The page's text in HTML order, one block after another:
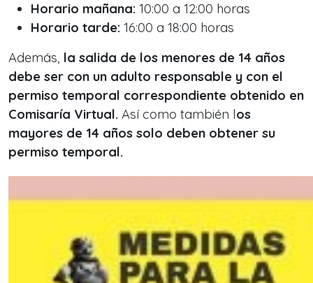
Horario mañana: 10:00 a 12:00 horas
Horario tarde: 16:00 a 18:00 horas
Además, la salida de los menores de 14 años
debe ser con un adulto responsable y con el
permiso temporal correspondiente obtenido en
Comisaría Virtual. Así como también los
mayores de 14 años solo deben obtener su
permiso temporal.